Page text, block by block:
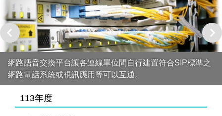
網路語音交換平台讓各連線單位間自行建置符合SIP標準之
網路電話系統或視訊應用等可以互通。
113年度